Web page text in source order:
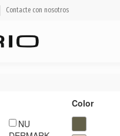
Contacte con nosotros
NU
Color